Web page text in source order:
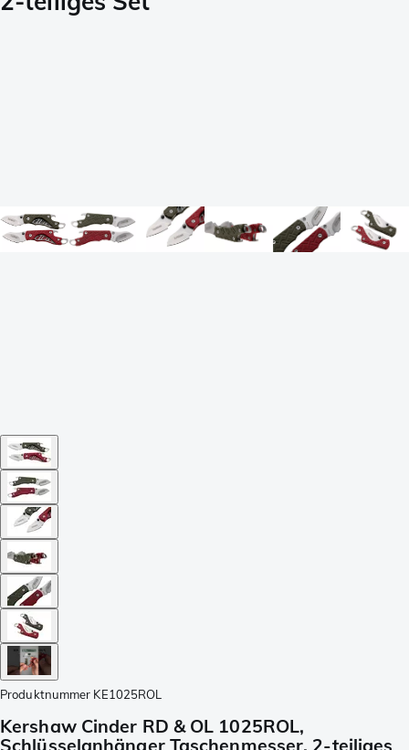
Produktnummer KE1025ROL
Kershaw Cinder RD & OL 1025ROL,
Schlüsselanhänger Taschenmesser, 2-teiliges